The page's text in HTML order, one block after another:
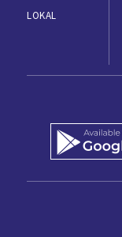
LOKAL